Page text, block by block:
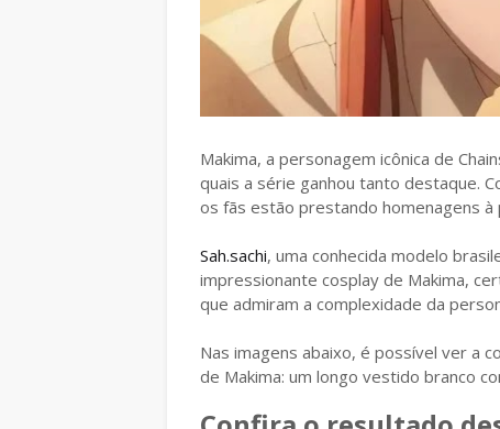
Makima, a personagem icônica de
quais a série ganhou tanto destaque.
os fãs estão prestando homenagens à
Sah.sachi, uma conhecida modelo
impressionante cosplay de Makima,
que admiram a complexidade da
Nas imagens abaixo, é possível ver a
de Makima: um longo vestido branco